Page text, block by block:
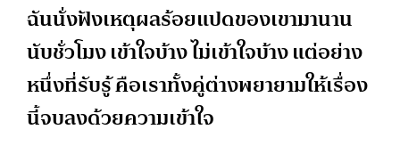
ฉันนั่งฟังเหตุผลร้อยแปดของเขามานาน
นับชั่วโมง เข้าใจบ้าง ไม่เข้าใจบ้าง แต่อย่าง
หนึ่งที่รับรู้ คือเราทั้งคู่ต่างพยายามให้เรื่อง
นี้จบลงด้วยความเข้าใจ